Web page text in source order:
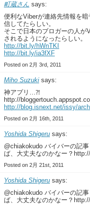
町蔵さん says:
便利なViberが連絡先情報を
信してたらしい。
そこで日本のブロガーの人が
されるようになったらしい。
http://bit.ly/hWnTKI
http://bit.ly/ia3fXF
Posted on 2月 3rd, 2011
Miho Suzuki says:
神アプリ…⁈
http://
http://blog.isnext.net/issy/
Posted on 2月 16th, 2011
Yoshida Shigeru says:
@chiakokudo バイバーの記
ば、大丈夫なのかなー？
Posted on 2月 21st, 2011
Yoshida Shigeru says:
@chiakokudo バイバーの記
ば、大丈夫なのかなー？